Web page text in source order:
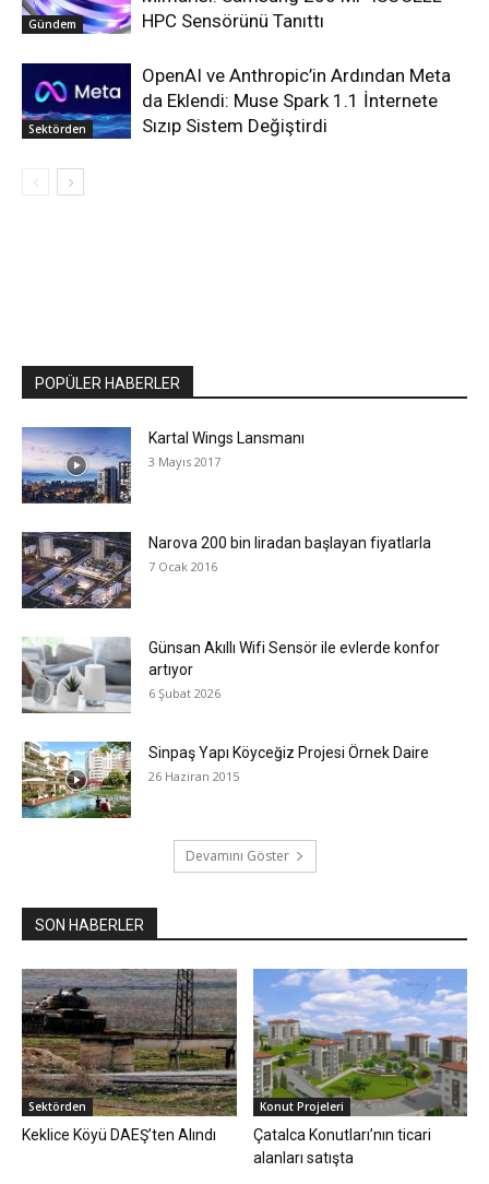
Gündem
HPC Sensörünü Tanıttı
Sektörden
OpenAI ve Anthropic’in Ardından Meta
da Eklendi: Muse Spark 1.1 İnternete
Sızıp Sistem Değiştirdi
POPÜLER HABERLER
Kartal Wings Lansmanı
3 Mayıs 2017
Narova 200 bin liradan başlayan fiyatlarla
7 Ocak 2016
Günsan Akıllı Wifi Sensör ile evlerde konfor
artıyor
6 Şubat 2026
Sinpaş Yapı Köyceğiz Projesi Örnek Daire
26 Haziran 2015
Devamını Göster
SON HABERLER
Sektörden
Keklice Köyü DAEŞ’ten Alındı
Konut Projeleri
Çatalca Konutları’nın ticari
alanları satışta